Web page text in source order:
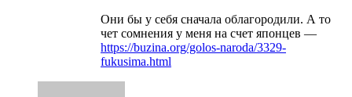
Они бы у себя сначала облагородили. А то
чет сомнения у меня на счет японцев —
https://buzina.org/golos-naroda/3329-
fukusima.html